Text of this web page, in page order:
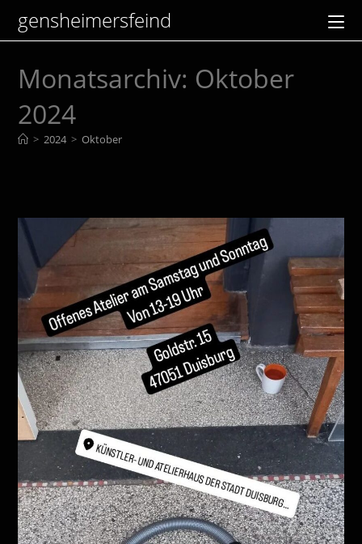
Inhaltgensheimersfeind
Monatsarchiv: Oktober
2024
> 2024 > Oktober